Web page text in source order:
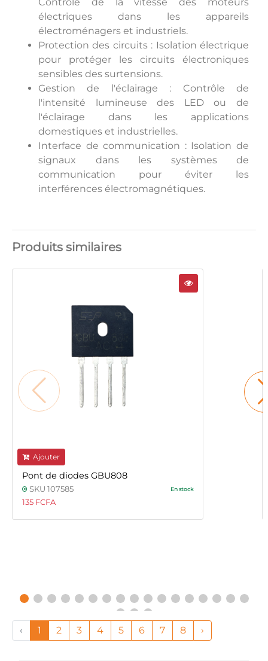
électriques dans les appareils
électroménagers et industriels.
Protection des circuits : Isolation électrique
pour protéger les circuits électroniques
sensibles des surtensions.
Gestion de l'éclairage : Contrôle de
l'intensité lumineuse des LED ou de
l'éclairage dans les applications
domestiques et industrielles.
Interface de communication : Isolation de
signaux dans les systèmes de
communication pour éviter les
interférences électromagnétiques.
Produits similaires
Ajouter
Pont de diodes GBU808
SKU 107585 En stock
135 FCFA
‹ 1 2 3 4 5 6 7 8 ›